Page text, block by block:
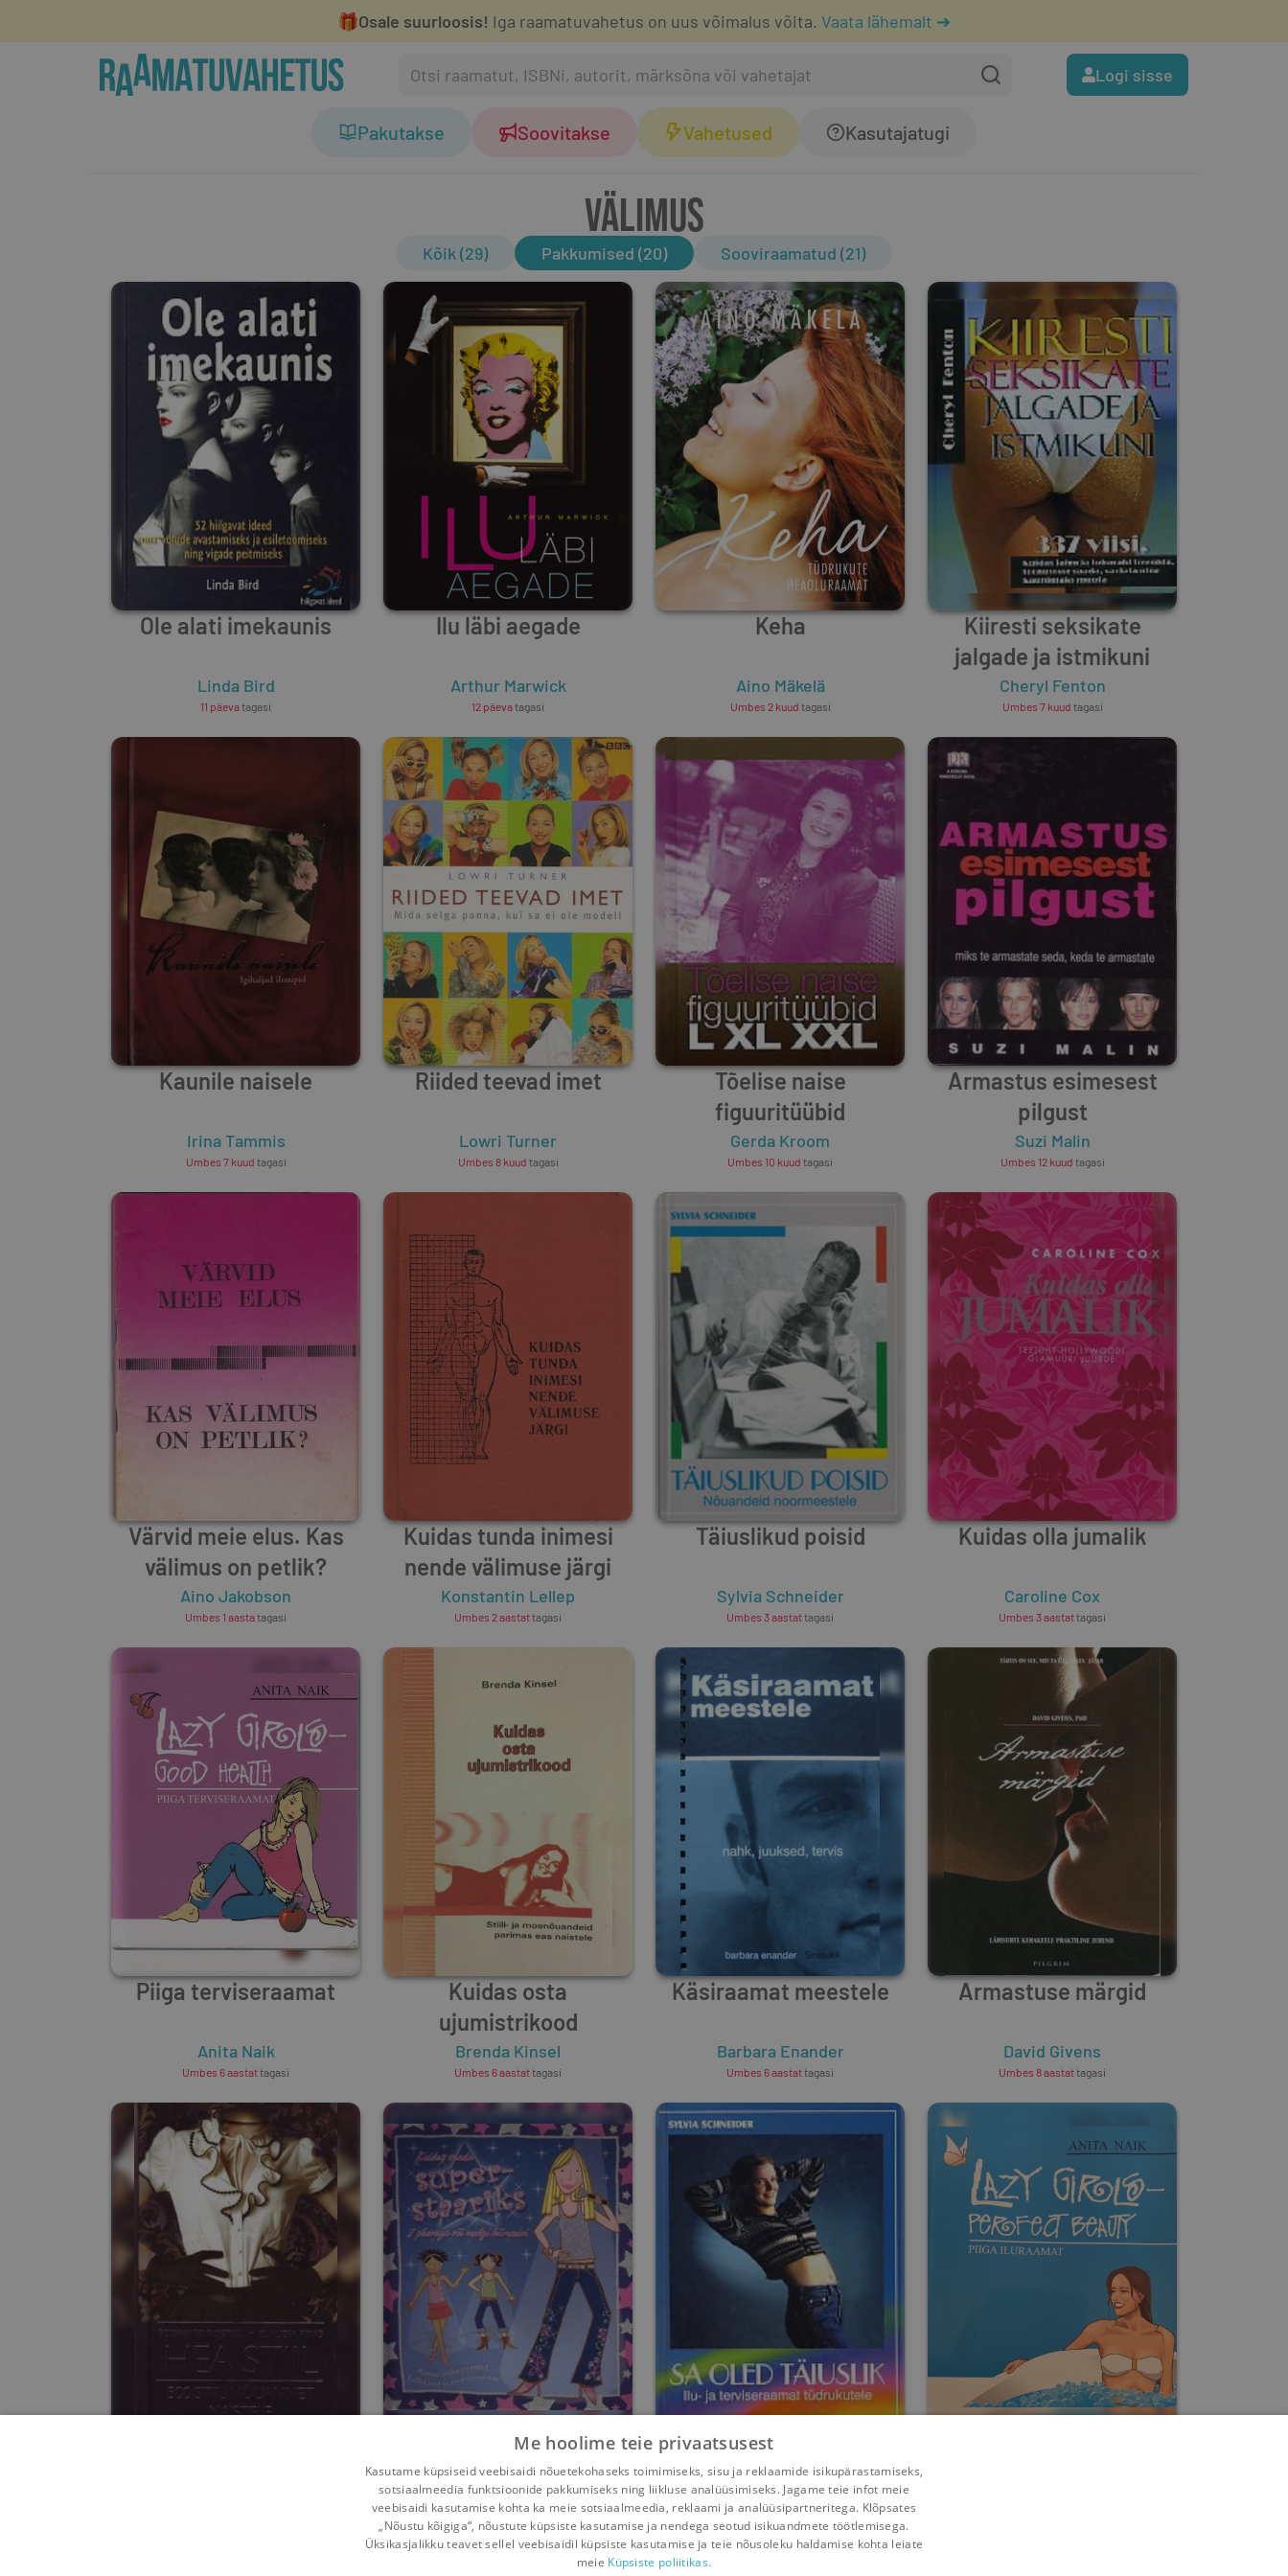
🎁Osale suurloosis! Iga raamatuvahetus on uus võimalus võita. Vaata lähemalt ➔
Logi sisse
Pakutakse Soovitakse Vahetused Kasutajatugi
VÄLIMUS
Kõik (29) Pakkumised (20) Sooviraamatud (21)
Ole alati imekaunis
Linda Bird
11 päevatagasi
Ilu läbi aegade
Arthur Marwick
12 päevatagasi
Keha
Aino Mäkelä
Umbes 2 kuud tagasi
Kiiresti seksikate
jalgade ja istmikuni
Cheryl Fenton
Umbes 7 kuud tagasi
Kaunile naisele
Irina Tammis
Umbes 7 kuud tagasi
Riided teevad imet
Lowri Turner
Umbes 8 kuud tagasi
Tõelise naise
figuuritüübid
Gerda Kroom
Umbes 10 kuud tagasi
Armastus esimesest
pilgust
Suzi Malin
Umbes 12 kuud tagasi
Värvid meie elus. Kas
välimus on petlik?
Aino Jakobson
Umbes 1 aastatagasi
Kuidas tunda inimesi
nende välimuse järgi
Konstantin Lellep
Umbes 2 aastattagasi
Täiuslikud poisid
Sylvia Schneider
Umbes 3 aastattagasi
Kuidas olla jumalik
Caroline Cox
Umbes 3 aastattagasi
Piiga terviseraamat
Anita Naik
Umbes 6 aastattagasi
Kuidas osta
ujumistrikood
Brenda Kinsel
Umbes 6 aastattagasi
Käsiraamat meestele
Barbara Enander
Umbes 6 aastattagasi
Armastuse märgid
David Givens
Umbes 8 aastattagasi
Kuidas saada
superstaariks 7 päevaga
või veelgi kiiremini
Lesley Rees
Umbes 9 aastat tagasi
Sa oled täiuslik
Sylvia Schneider
Umbes 10 aastattagasi
Me hoolime teie privaatsusest
Kasutame küpsiseid veebisaidi nõuetekohaseks toimimiseks, sisu ja reklaamide isikupärastamiseks,
sotsiaalmeedia funktsioonide pakkumiseks ning liikluse analüüsimiseks. Jagame teie infot meie
veebisaidi kasutamise kohta ka meie sotsiaalmeedia, reklaami ja analüüsipartneritega. Klõpsates
„Nõustu kõigiga“, nõustute küpsiste kasutamise ja nendega seotud isikuandmete töötlemisega.
Üksikasjalikku teavet sellel veebisaidil küpsiste kasutamise ja teie nõusoleku haldamise kohta leiate
meie Küpsiste poliitikas.